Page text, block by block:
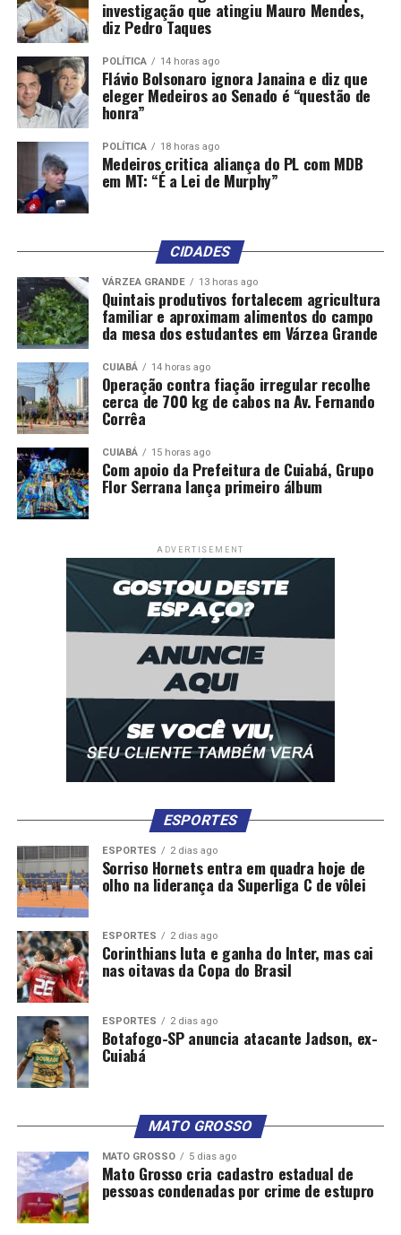
investigação que atingiu Mauro Mendes,
diz Pedro Taques
POLÍTICA 14 horas ago
Flávio Bolsonaro ignora Janaina e diz que
eleger Medeiros ao Senado é “questão de
honra”
POLÍTICA 18 horas ago
Medeiros critica aliança do PL com MDB
em MT: “É a Lei de Murphy”
CIDADES
VÁRZEA GRANDE 13 horas ago
Quintais produtivos fortalecem agricultura
familiar e aproximam alimentos do campo
da mesa dos estudantes em Várzea Grande
CUIABÁ 14 horas ago
Operação contra fiação irregular recolhe
cerca de 700 kg de cabos na Av. Fernando
Corrêa
CUIABÁ 15 horas ago
Com apoio da Prefeitura de Cuiabá, Grupo
Flor Serrana lança primeiro álbum
ADVERTISEMENT
ESPORTES
ESPORTES 2 dias ago
Sorriso Hornets entra em quadra hoje de
olho na liderança da Superliga C de vôlei
ESPORTES 2 dias ago
Corinthians luta e ganha do Inter, mas cai
nas oitavas da Copa do Brasil
ESPORTES 2 dias ago
Botafogo-SP anuncia atacante Jadson, ex-
Cuiabá
MATO GROSSO
MATO GROSSO 5 dias ago
Mato Grosso cria cadastro estadual de
pessoas condenadas por crime de estupro